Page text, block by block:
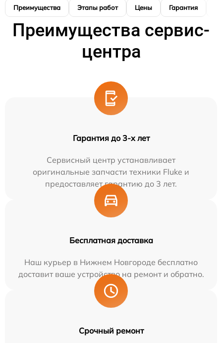
Преимущества Этапы работ Цены Гарантия
Преимущества сервис-
центра
Гарантия до 3-х лет
Сервисный центр устанавливает
оригинальные запчасти техники Fluke и
предоставляет гарантию до 3 лет.
Бесплатная доставка
Наш курьер в Нижнем Новгороде бесплатно
доставит ваше устройство на ремонт и обратно.
Срочный ремонт